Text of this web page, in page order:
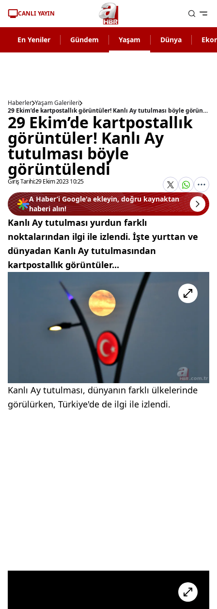
CANLI YAYIN
En Yeniler Gündem Yaşam Dünya
Haberler Yaşam Galerileri
29 Ekim’de kartpostallık görüntüler! Kanlı Ay tutulması böyle görüntülendi
29 Ekim’de kartpostallık
görüntüler! Kanlı Ay
tutulması böyle
görüntülendi
Giriş Tarihi:29 Ekim 2023 10:25
A Haber’i Google'a ekleyin, doğru kaynaktan
haberi alın!
Kanlı Ay tutulması yurdun farklı
noktalarından ilgi ile izlendi. İşte yurttan ve
dünyadan Kanlı Ay tutulmasından
kartpostallık görüntüler...
Kanlı Ay tutulması, dünyanın farklı ülkelerinde
görülürken, Türkiye'de de ilgi ile izlendi.